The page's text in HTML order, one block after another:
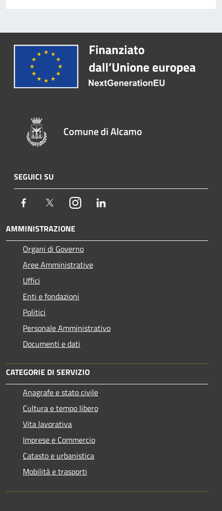
Comune di Alcamo
SEGUICI SU
Facebook TwitterInstagram
AMMINISTRAZIONE
Organi di Governo
Aree Amministrative
Uffici
Enti e fondazioni
Politici
Personale Amministrativo
Documenti e dati
CATEGORIE DI SERVIZIO
Anagrafe e stato civile
Cultura e tempo libero
Vita lavorativa
Imprese e Commercio
Catasto e urbanistica
Mobilità e trasporti